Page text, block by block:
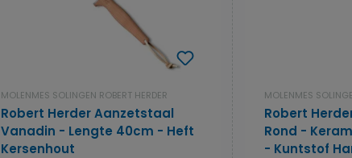
MOLENMES SOLINGEN ROBERT HERDER
Robert Herder Aanzetstaal
Vanadin - Lengte 40cm - Heft
Kersenhout
MOLENMES
Robert
Rond -
- Kuntstof